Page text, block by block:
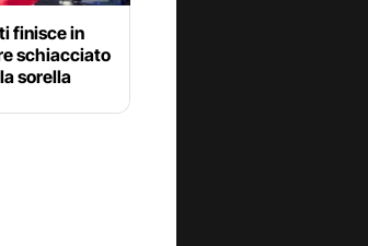
finisce in
schiacciato
sorella